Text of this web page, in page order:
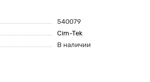
540079
Cim-Tek
В наличии